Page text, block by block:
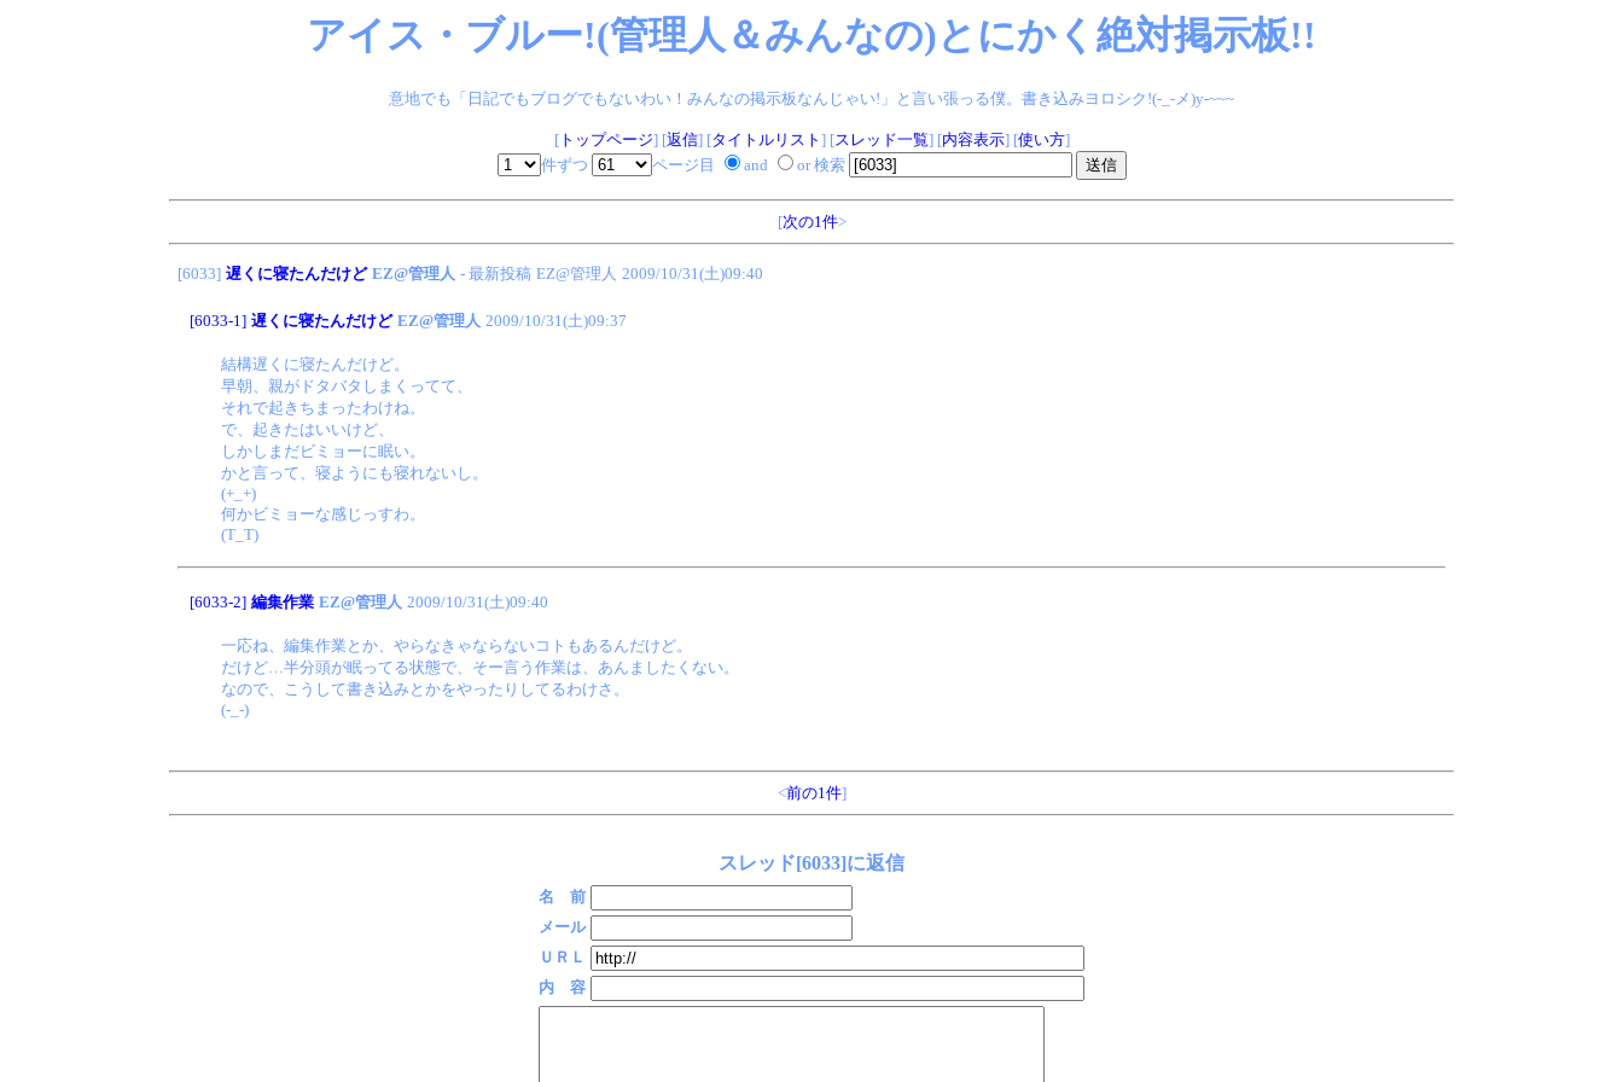
アイス・ブルー!(管理人＆みんなの)とにかく絶対掲示板!!
意地でも「日記でもブログでもないわい！みんなの掲示板なんじゃい!」と言い張っる僕。書き込みヨロシク!(-_-メ)y-~~~
[トップページ] [返信] [タイトルリスト ] [スレッド一覧] [内容表示] [使い方]
件ずつ
ページ目 and or 検索
[次の1件>
[6033] 遅くに寝たんだけど EZ@管理人 - 最新投稿 EZ@管理人 2009/10/31(土)09:40
[6033-1] 遅くに寝たんだけど EZ@管理人 2009/10/31(土)09:37
結構遅くに寝たんだけど。
早朝、親がドタバタしまくってて、
それで起きちまったわけね。
で、起きたはいいけど、
しかしまだビミョーに眠い。
かと言って、寝ようにも寝れないし。
(+_+)
何かビミョーな感じっすわ。
(T_T)
[6033-2] 編集作業 EZ@管理人 2009/10/31(土)09:40
一応ね、編集作業とか、やらなきゃならないコトもあるんだけど。
だけど…半分頭が眠ってる状態で、そー言う作業は、あんましたくない。
なので、こうして書き込みとかをやったりしてるわけさ。
(-_-)
<前の1件]
スレッド[6033]に返信
名 前
メール
ＵＲＬ
内 容